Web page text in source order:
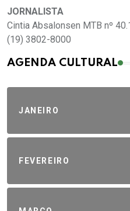
JORNALISTA
Cintia Absalonsen MTB nº
(19) 3802-8000
AGENDA CULTURAL
JANEIRO
FEVEREIRO